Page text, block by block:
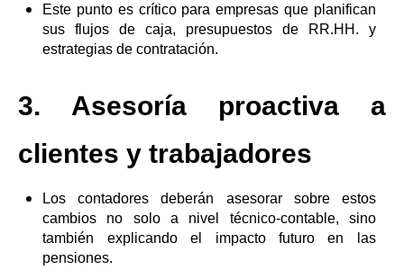
Este punto es crítico para empresas que planifican
sus flujos de caja, presupuestos de RR.HH. y
estrategias de contratación.
3. Asesoría proactiva a
clientes y trabajadores
Los contadores deberán asesorar sobre estos
cambios no solo a nivel técnico-contable, sino
también explicando el impacto futuro en las
pensiones.